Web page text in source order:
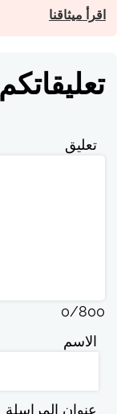
اقرأ ميثاقنا
تعليقاتكم
تعليق
0/800
الاسم
عنوان المراسلة